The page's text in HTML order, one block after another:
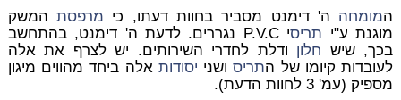
המומחה ה' דימנט מסביר בחוות דעתו, כי מרפסתהמשק
מוגנת ע"י תריס
י P.V.C נגררים. לדעת ה' דימנט, בהתחשב
בכך, שיש חלון ודלת לחדרי השירותים. יש לצרף את אלה
לעובדות קיומו של התריסושני יסודות אלה ביחד מהווים מיגון
מספיק (עמ' 3 לחוות הדעת).